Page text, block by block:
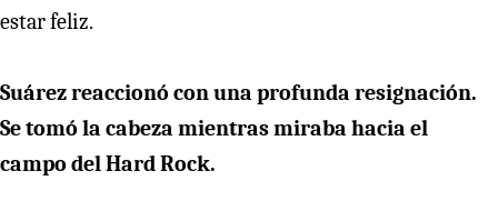
estar feliz.
Suárez reaccionó con una profunda resignación.
Se tomó la cabeza mientras miraba hacia el
campo del Hard Rock.